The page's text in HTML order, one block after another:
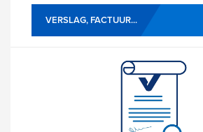
VERSLAG, FACTUUR...